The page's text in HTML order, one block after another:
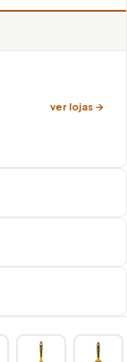
ver lojas →